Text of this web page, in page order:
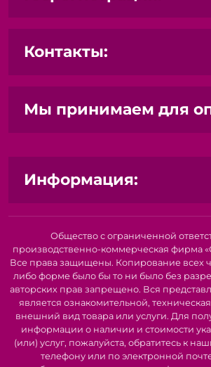
укрепляющие.
Специальные- против плесени, для
Клеи:
Для обоев (флизелиновых,
Для плитки и керамогранита
Для дерева, пластика, резины
специализированные).
Для изоляционных материалов и
элементов.
Почему грунтовка важна:
Без грунта краска ложится
Контакты:
Мы принимаем для
Информация:
Общество с ограниченной
производственно-коммерческая фирма
Все права защищены. Копирование всех
либо форме было бы то ни было без
авторских прав запрещено. Вся
является ознакомительной,
внешний вид товара или услуги. Для
информации о наличии и стоимости
(или) услуг, пожалуйста, обратитесь к
телефону или по электронной